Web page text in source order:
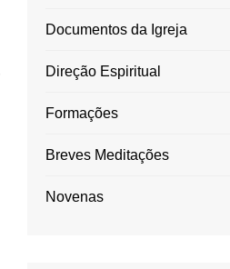
Documentos da Igreja
Direção Espiritual
Formações
Breves Meditações
Novenas